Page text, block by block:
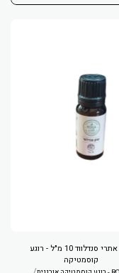
שמן אתרי סנדלווד 10 מ"ל - רוגע
קוסמטיקה